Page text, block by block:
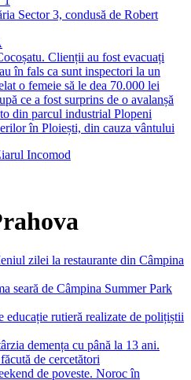
Sector 3, condusă de Robert
Clienții au fost evacuați
în fals ca sunt inspectori la un
o femeie să le dea 70.000 lei
ce a fost surprins de o avalanșă
din parcul industrial Plopeni
în Ploiești, din cauza vântului
Incomod
zilei la restaurante din Câmpina
seară de Câmpina Summer Park
educație rutieră realizate de polițiștii
demența cu până la 13 ani.
de cercetători
de poveste. Noroc în